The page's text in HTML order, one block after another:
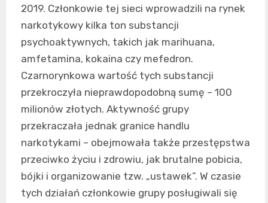
2019. Członkowie tej sieci wprowadzili na rynek
narkotykowy kilka ton substancji
psychoaktywnych, takich jak marihuana,
amfetamina, kokaina czy mefedron.
Czarnorynkowa wartość tych substancji
przekroczyła nieprawdopodobną sumę – 100
milionów złotych. Aktywność grupy
przekraczała jednak granice handlu
narkotykami – obejmowała także przestępstwa
przeciwko życiu i zdrowiu, jak brutalne pobicia,
bójki i organizowanie tzw. „ustawek”. W czasie
tych działań członkowie grupy posługiwali się